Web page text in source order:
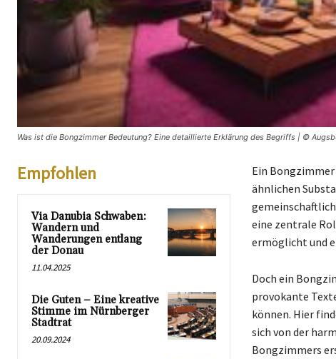
Was ist die Bongzimmer Bedeutung? Eine detaillierte Erklärung des Begriffs | ©
Empfohlen
Via Danubia Schwaben:
Wandern und
Wanderungen entlang
der Donau
11.04.2025
Die Guten – Eine kreative
Stimme im Nürnberger
Stadtrat
20.09.2024
Ein
ähnlichen
eine zentrale
ermöglicht und
Doch ein
provokante
können. Hier
sich von der
Bongzimmers